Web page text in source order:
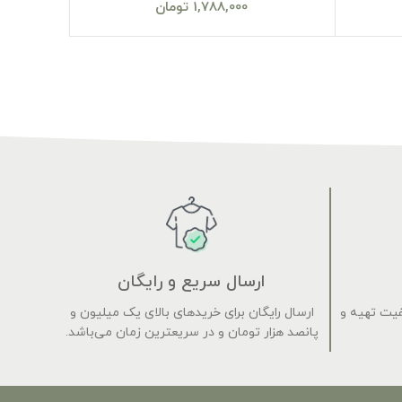
1,788,000 تومان
تهیه و
ارسال سریع و رایگان
ارسال رایگان برای خریدهای بالای یک میلیون و
پانصد هزار تومان و در سریعترین زمان می‌باشد.